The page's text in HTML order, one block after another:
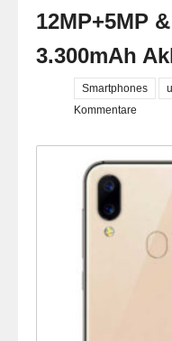
12MP+5MP
3.300mAh
Smartphones
Kommentare